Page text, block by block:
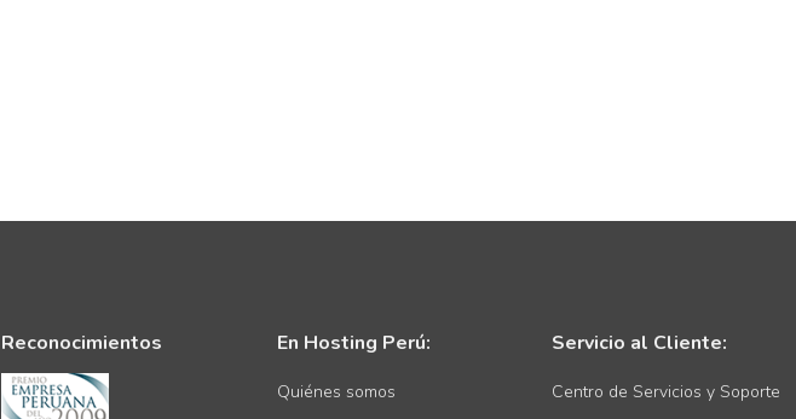
Reconocimientos En Hosting Perú:
Quiénes somos
Servicio al Cliente:
Centro de Servicios y Soporte